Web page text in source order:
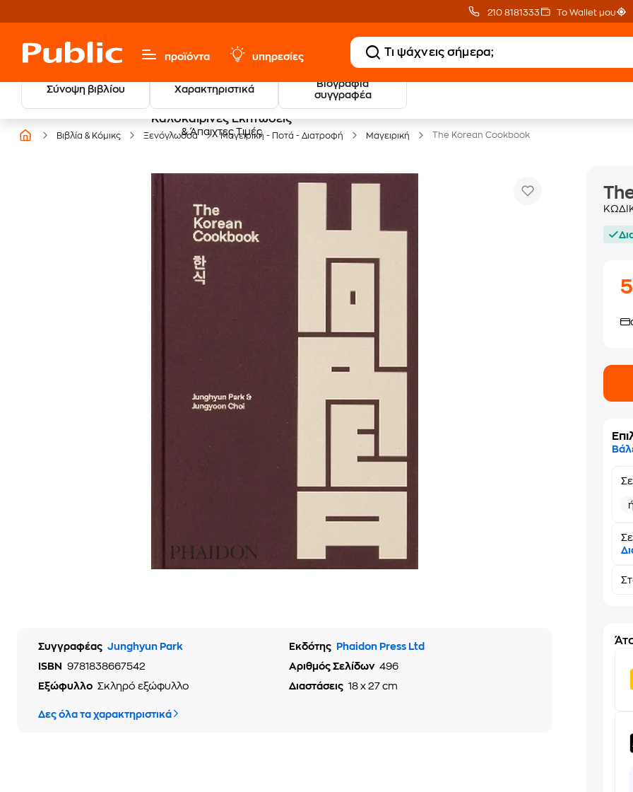
210 8181333 Το Wallet μου
προϊόντα υπηρεσίες
Σύνοψη βιβλίου Χαρακτηριστικά
Βιογραφία
συγγραφέα
Καλοκαιρινές Εκπτώσεις
& Άπαιχτες Τιμές
20 € Public επιστροφή
με Snappi
Βιβλία & Κόμικς Ξενόγλωσσα Μαγειρική - Ποτά - Διατροφή Μαγειρική The Korean Cookbook
Συγγραφέας Junghyun Park Εκδότης
Phaidon Press Ltd
ISBN
9781838667542 Αριθμός Σελίδων 496
Εξώφυλλο Σκληρό εξώφυλλο Διαστάσεις 18 x 27 cm
Δες όλα τα χαρακτηριστικά